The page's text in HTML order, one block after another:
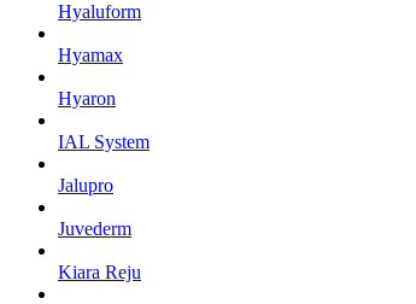
Hyaluform
Hyamax
Hyaron
IAL System
Jalupro
Juvederm
Kiara Reju